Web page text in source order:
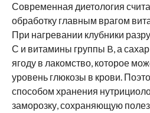
Современная диетология
обработку главным врагом
При нагревании клубники
С и витамины группы B, а
ягоду в лакомство, которое
уровень глюкозы в крови.
способом хранения
заморозку, сохраняющую